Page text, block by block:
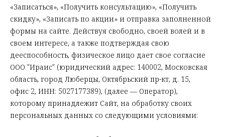
«Записаться», «Получить консультацию», «Получить
скидку», «Записать по акции» и отправка заполненной
формы на сайте. Действуя свободно, своей волей и в
своем интересе, а также подтверждая свою
дееспособность, физическое лицо дает свое согласие
ООО "Ираис" (юридический адрес: 140002, Московская
область, город Люберцы, Октябрьский пр-кт, д. 15,
офис 2, ИНН: 5027177389), (далее — Оператор),
которому принадлежит Сайт, на обработку своих
персональных данных со следующими условиями: